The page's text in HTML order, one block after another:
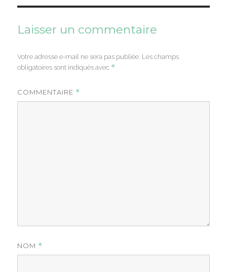
Laisser un commentaire
Votre adresse e-mail ne sera pas publiée. Les champs
obligatoires sont indiqués avec *
COMMENTAIRE *
NOM *